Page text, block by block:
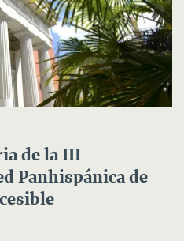
de la III
Panhispánica de